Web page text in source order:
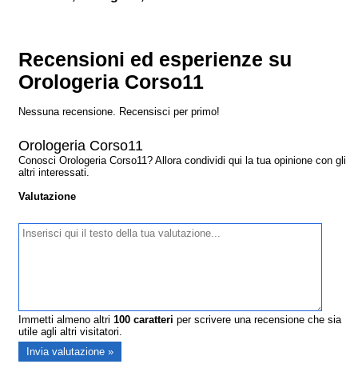
Recensioni ed esperienze su
Orologeria Corso11
Nessuna recensione. Recensisci per primo!
Orologeria Corso11
Conosci Orologeria Corso11? Allora condividi qui la tua opinione con gli
altri interessati.
Valutazione
Immetti almeno altri100 caratteri per scrivere una recensione che sia
utile agli altri visitatori.